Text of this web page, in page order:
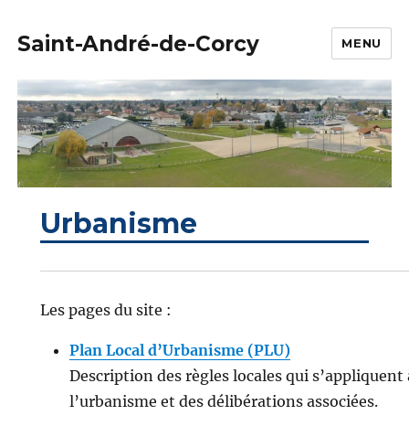
Saint-André-de-Corcy MENU
Urbanisme
Les pages du site :
Plan Local d’Urbanisme (PLU)
Description des règles locales qui s’appliquent
l’urbanisme et des délibérations associées.